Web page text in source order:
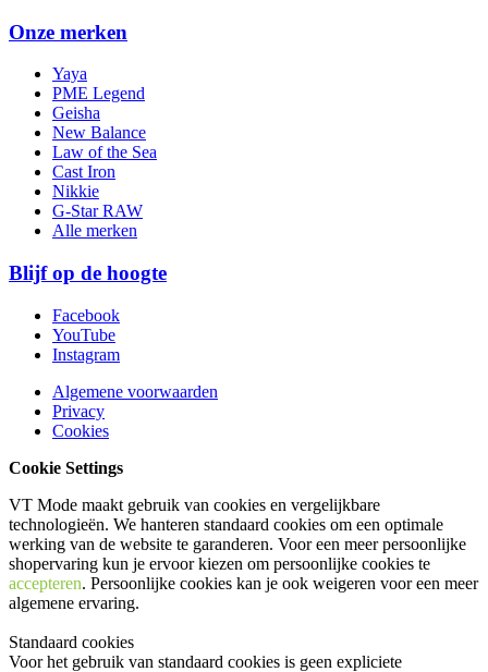
Onze merken
Yaya
PME Legend
Geisha
New Balance
Law of the Sea
Cast Iron
Nikkie
G-Star RAW
Alle merken
Blijf op de hoogte
Facebook
YouTube
Instagram
Algemene voorwaarden
Privacy
Cookies
Cookie Settings
VT Mode maakt gebruik van cookies en vergelijkbare
technologieën. We hanteren standaard cookies om een optimale
werking van de website te garanderen. Voor een meer persoonlijke
shopervaring kun je ervoor kiezen om persoonlijke cookies te
accepteren. Persoonlijke cookies kan je ook weigeren voor een meer
algemene ervaring.
Standaard cookies
Voor het gebruik van standaard cookies is geen expliciete